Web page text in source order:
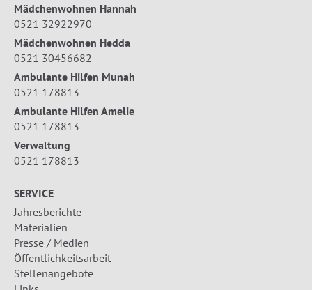
Mädchenwohnen Hannah
0521 32922970
Mädchenwohnen Hedda
0521 30456682
Ambulante Hilfen Munah
0521 178813
Ambulante Hilfen Amelie
0521 178813
Verwaltung
0521 178813
SERVICE
Jahresberichte
Materialien
Presse / Medien
Öffentlichkeitsarbeit
Stellenangebote